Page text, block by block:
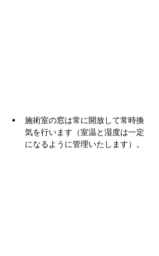
施術室の窓は常に開放して常時換
気を行います（室温と湿度は一定
になるように管理いたします）。